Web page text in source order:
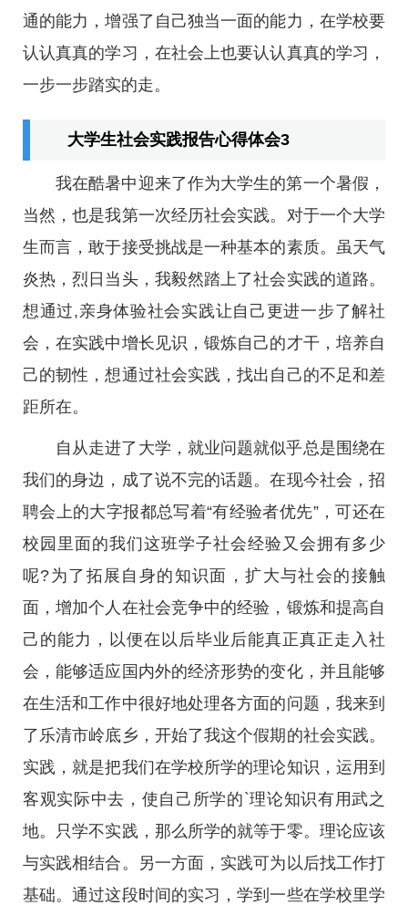
通的能力，增强了自己独当一面的能力，在学校要
认认真真的学习，在社会上也要认认真真的学习，
一步一步踏实的走。
大学生社会实践报告心得体会3
我在酷暑中迎来了作为大学生的第一个暑假，
当然，也是我第一次经历社会实践。对于一个大学
生而言，敢于接受挑战是一种基本的素质。虽天气
炎热，烈日当头，我毅然踏上了社会实践的道路。
想通过,亲身体验社会实践让自己更进一步了解社
会，在实践中增长见识，锻炼自己的才干，培养自
己的韧性，想通过社会实践，找出自己的不足和差
距所在。
自从走进了大学，就业问题就似乎总是围绕在
我们的身边，成了说不完的话题。在现今社会，招
聘会上的大字报都总写着“有经验者优先”，可还在
校园里面的我们这班学子社会经验又会拥有多少
呢?为了拓展自身的知识面，扩大与社会的接触
面，增加个人在社会竞争中的经验，锻炼和提高自
己的能力，以便在以后毕业后能真正真正走入社
会，能够适应国内外的经济形势的变化，并且能够
在生活和工作中很好地处理各方面的问题，我来到
了乐清市岭底乡，开始了我这个假期的社会实践。
实践，就是把我们在学校所学的理论知识，运用到
客观实际中去，使自己所学的`理论知识有用武之
地。只学不实践，那么所学的就等于零。理论应该
与实践相结合。另一方面，实践可为以后找工作打
基础。通过这段时间的实习，学到一些在学校里学